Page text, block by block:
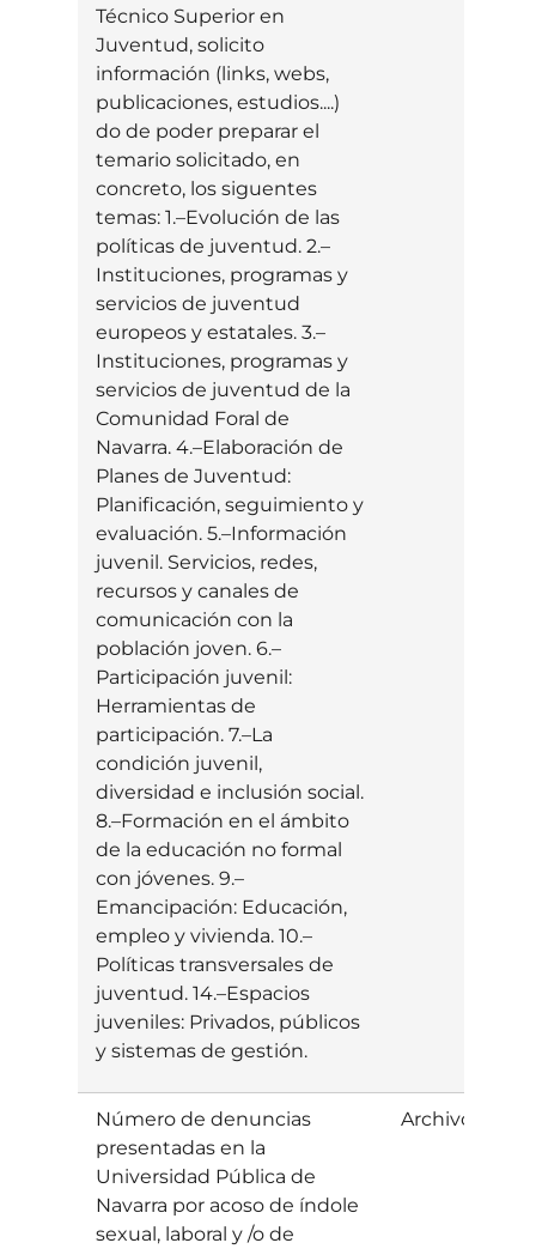
Técnico Superior en
Juventud, solicito
información (links, webs,
publicaciones, estudios....)
do de poder preparar el
temario solicitado, en
concreto, los siguentes
temas: 1.–Evolución de las
políticas de juventud. 2.–
Instituciones, programas y
servicios de juventud
europeos y estatales. 3.–
Instituciones, programas y
servicios de juventud de la
Comunidad Foral de
Navarra. 4.–Elaboración de
Planes de Juventud:
Planificación, seguimiento y
evaluación. 5.–Información
juvenil. Servicios, redes,
recursos y canales de
comunicación con la
población joven. 6.–
Participación juvenil:
Herramientas de
participación. 7.–La
condición juvenil,
diversidad e inclusión social.
8.–Formación en el ámbito
de la educación no formal
con jóvenes. 9.–
Emancipación: Educación,
empleo y vivienda. 10.–
Políticas transversales de
juventud. 14.–Espacios
juveniles: Privados, públicos
y sistemas de gestión.
Número de denuncias
presentadas en la
Universidad Pública de
Navarra por acoso de índole
sexual, laboral y /o de
Archivo